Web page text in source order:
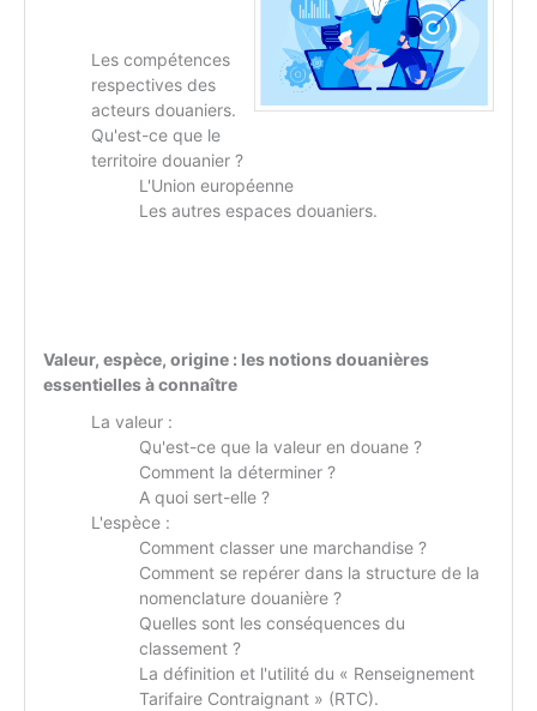
Les compétences
respectives des
acteurs douaniers.
Qu'est-ce que le
territoire douanier ?
L'Union européenne
Les autres espaces douaniers.
Valeur, espèce, origine : les notions douanières
essentielles à connaître
La valeur :
Qu'est-ce que la valeur en douane ?
Comment la déterminer ?
A quoi sert-elle ?
L'espèce :
Comment classer une marchandise ?
Comment se repérer dans la structure de la
nomenclature douanière ?
Quelles sont les conséquences du
classement ?
La définition et l'utilité du « Renseignement
Tarifaire Contraignant » (RTC).